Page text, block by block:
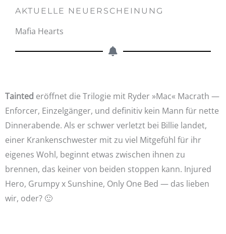
AKTUELLE NEUERSCHEINUNG
Mafia Hearts
Tainted eröffnet die Trilogie mit Ryder »Mac« Macrath —
Enforcer, Einzelgänger, und definitiv kein Mann für nette
Dinnerabende. Als er schwer verletzt bei Billie landet,
einer Krankenschwester mit zu viel Mitgefühl für ihr
eigenes Wohl, beginnt etwas zwischen ihnen zu
brennen, das keiner von beiden stoppen kann. Injured
Hero, Grumpy x Sunshine, Only One Bed — das lieben
wir, oder? 🙂